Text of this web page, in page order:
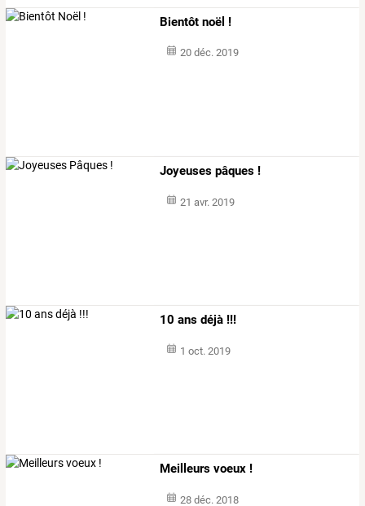
Bientôt noël !
20 déc. 2019
Joyeuses pâques !
21 avr. 2019
10 ans déjà !!!
1 oct. 2019
Meilleurs voeux !
28 déc. 2018